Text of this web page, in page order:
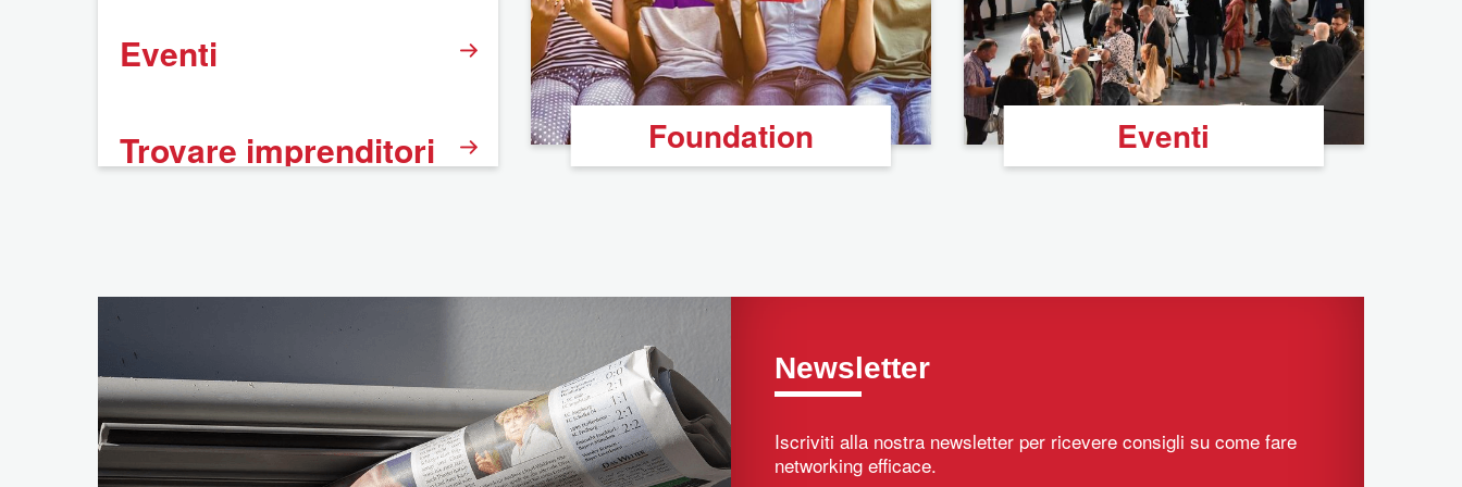
Eventi
Trovare imprenditori
Informazione legale
Dichiarazione sulla
Foundation Eventi
Newsletter
Iscriviti alla nostra newsletter per ricevere consigli su come fare
networking efficace.